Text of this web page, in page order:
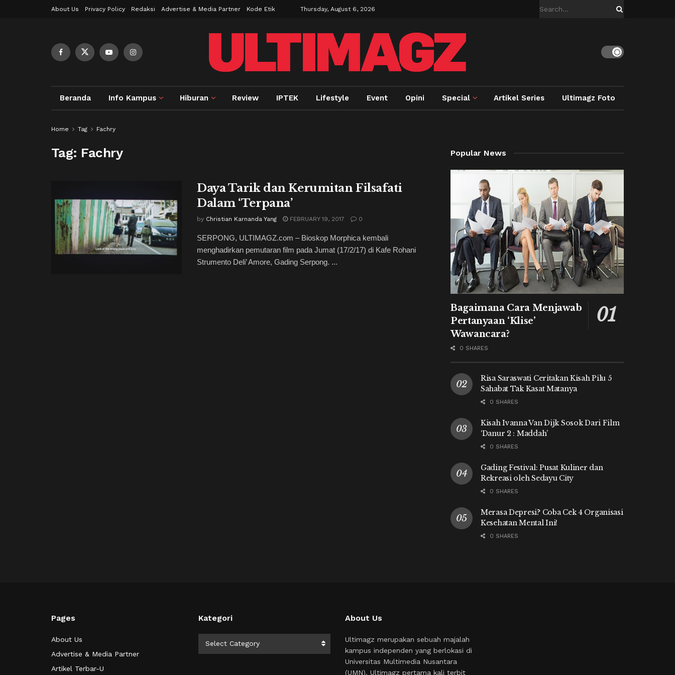
About Us Privacy Policy Redaksi Advertise & Media Partner Kode Etik Thursday, August 6, 2026
Beranda Info Kampus Hiburan Review IPTEK Lifestyle Event Opini Special Artikel Series Ultimagz Foto
Home Tag Fachry
Tag: Fachry
Daya Tarik dan Kerumitan Filsafati
Dalam ‘Terpana’
by Christian Karnanda Yang FEBRUARY 19, 2017 0
SERPONG, ULTIMAGZ.com – Bioskop Morphica kembali
menghadirkan pemutaran film pada Jumat (17/2/17) di Kafe Rohani
Strumento Deli’ Amore, Gading Serpong. ...
Popular News
Bagaimana Cara Menjawab
Pertanyaan ‘Klise’
Wawancara?
0 SHARES
Risa Saraswati Ceritakan Kisah Pilu 5
Sahabat Tak Kasat Matanya
0 SHARES
Kisah Ivanna Van Dijk Sosok Dari Film
‘Danur 2 : Maddah’
0 SHARES
Gading Festival: Pusat Kuliner dan
Rekreasi oleh Sedayu City
0 SHARES
Merasa Depresi? Coba Cek 4 Organisasi
Kesehatan Mental Ini!
0 SHARES
Pages
About Us
Advertise & Media Partner
Artikel Terbar-U
Kategori
Select Category
About Us
Ultimagz merupakan sebuah majalah
kampus independen yang berlokasi di
Universitas Multimedia Nusantara
(UMN). Ultimagz pertama kali terbit